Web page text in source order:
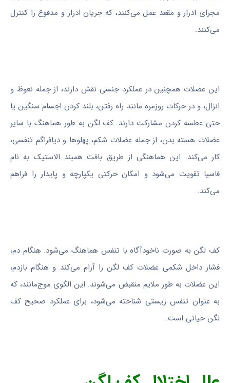
مجرای ادرار و مقعد عمل می‌کنند، که جریان ادرار و مدفوع را کنترل
می‌کنند.
این عضلات همچنین در عملکرد جنسی نقش دارند، از جمله نعوظ و
انزال، و در حرکات روزمره مانند راه رفتن، بلند کردن اجسام سنگین یا
حتی عطسه کردن مشارکت دارند. کف لگن به طور هماهنگ با سایر
عضلات هسته بدن، از جمله عضلات شکم، پهلوها و دیافراگم تنفسی،
کار می‌کند. این هماهنگی از طریق بافت همبند الاستیک به نام
فاسیا تقویت می‌شود و امکان حرکتی یکپارچه و پایدار را فراهم
می‌کند.
کف لگن به صورت ناخودآگاه با تنفس هماهنگ می‌شود. هنگام دم،
فشار داخل شکمی عضلات کف لگن را آرام می‌کند و هنگام بازدم،
این عضلات به طور ملایم منقبض می‌شوند. این الگوی موج‌مانند، که
به عنوان تنفس زیستی شناخته می‌شود، برای عملکرد صحیح کف
لگن حیاتی است.